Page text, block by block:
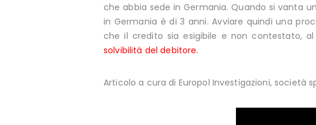
che abbia sede in Germania. Quando si vanta
in Germania è di 3 anni. Avviare quindi una
che il credito sia esigibile e non contestato,
solvibilità del debitore.
Articolo a cura di Europol Investigazioni, società